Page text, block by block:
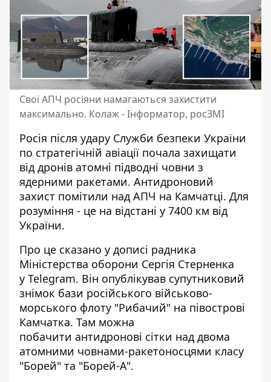
Свої АПЧ росіяни намагаються захистити
максимально. Колаж - Інформатор, росЗМІ
Росія після удару Служби безпеки України
по стратегічній авіації почала захищати
від дронів атомні підводні човни з
ядерними ракетами. Антидроновий
захист помітили над АПЧ на Камчатці. Для
розуміння - це на відстані у 7400 км від
України.
Про це сказано у дописі радника
Міністерства оборони Сергія Стерненка
у Telegram. Він опублікував супутниковий
знімок бази російського військово-
морського флоту "Рибачий" на півострові
Камчатка. Там можна
побачити антидронові сітки над двома
атомними човнами-ракетоносцями класу
"Борей" та "Борей-А".